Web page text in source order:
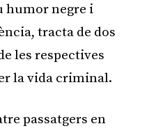
humor negre i
tracta de dos
les respectives
la vida criminal.
passatgers en